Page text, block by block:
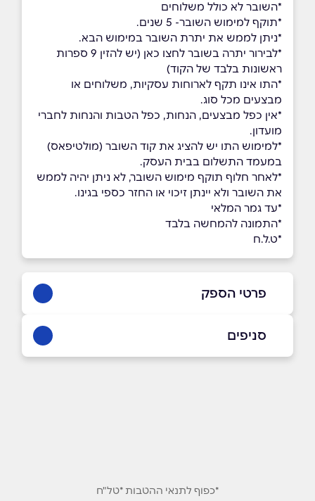
*השובר לא כולל משלוחים
*תוקף למימוש השובר- 5 שנים.
*ניתן לממש את יתרת השובר במימוש הבא.
*לבירור יתרה בשובר לחצו כאן (יש להזין 9 ספרות
ראשונות בלבד של הקוד)
*התו אינו תקף לארוחות עסקיות, משלוחים או
מבצעים מכל סוג.
*אין כפל מבצעים, הנחות, כפל הטבות והנחות לחברי
מועדון.
*למימוש התו יש להציג את קוד השובר (מולטיפאס)
במעמד התשלום בבית העסק.
*לאחר חלוף תוקף מימוש השובר, לא ניתן יהיה לממש
את השובר ולא יינתן זיכוי או החזר כספי בגינו.
*עד גמר המלאי
*התמונה להמחשה בלבד
*ט.ל.ח
פרטי הספק
סניפים
*כפוף לתנאי ההטבות *טל"ח